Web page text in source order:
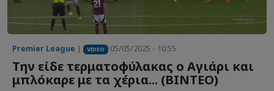
Premier League | VIDEO 05/05/2025 - 10:55
Την είδε τερματοφύλακας ο Αγιάρι και
μπλόκαρε με τα χέρια... (ΒΙΝΤΕΟ)